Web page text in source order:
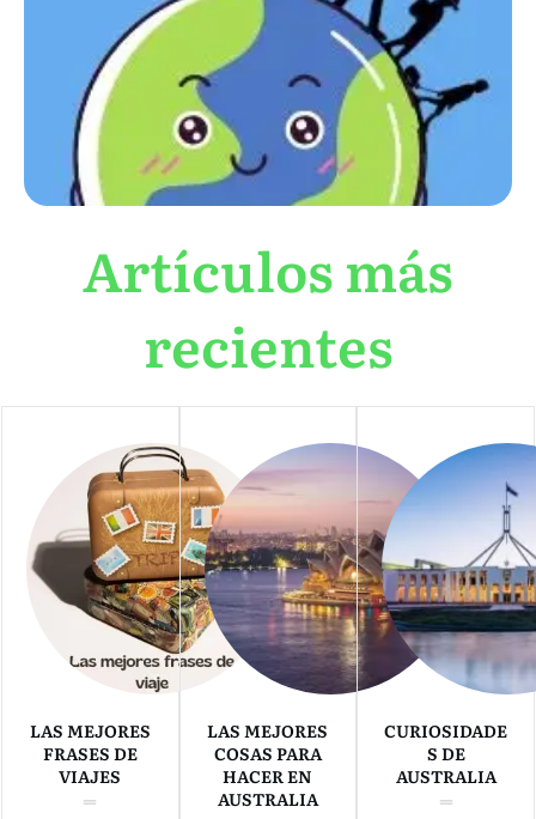
Artículos más
recientes
LAS MEJORES
FRASES DE
VIAJES
LAS MEJORES
COSAS PARA
HACER EN
AUSTRALIA
CURIOSIDADE
S DE
AUSTRALIA